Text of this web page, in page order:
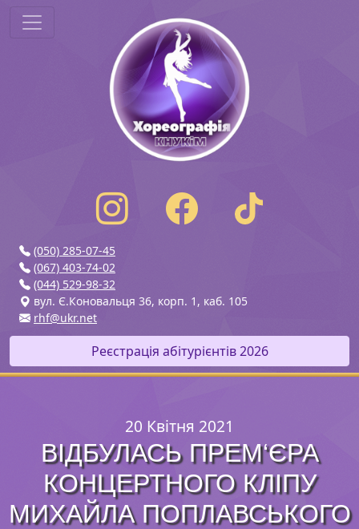
(050) 285-07-45
(067) 403-74-02
(044) 529-98-32
вул. Є.Коновальця 36, корп. 1, каб. 105
rhf@ukr.net
Реєстрація абітурієнтів 2026
20 Квітня 2021
ВІДБУЛАСЬ ПРЕМ‘ЄРА
КОНЦЕРТНОГО КЛІПУ
МИХАЙЛА ПОПЛАВСЬКОГО